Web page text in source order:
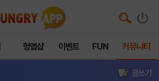
헝앱샵 이벤트 FUN 커뮤니티
글쓰기